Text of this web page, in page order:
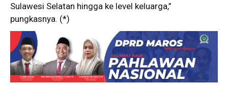
Sulawesi Selatan hingga ke level keluarga,”
pungkasnya. (*)